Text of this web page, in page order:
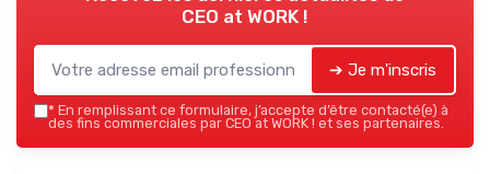
CEO at WORK !
➔ Je m'inscris
* En remplissant ce formulaire, j’accepte d’être contacté(e) à
des fins commerciales par CEO at WORK ! et ses partenaires.